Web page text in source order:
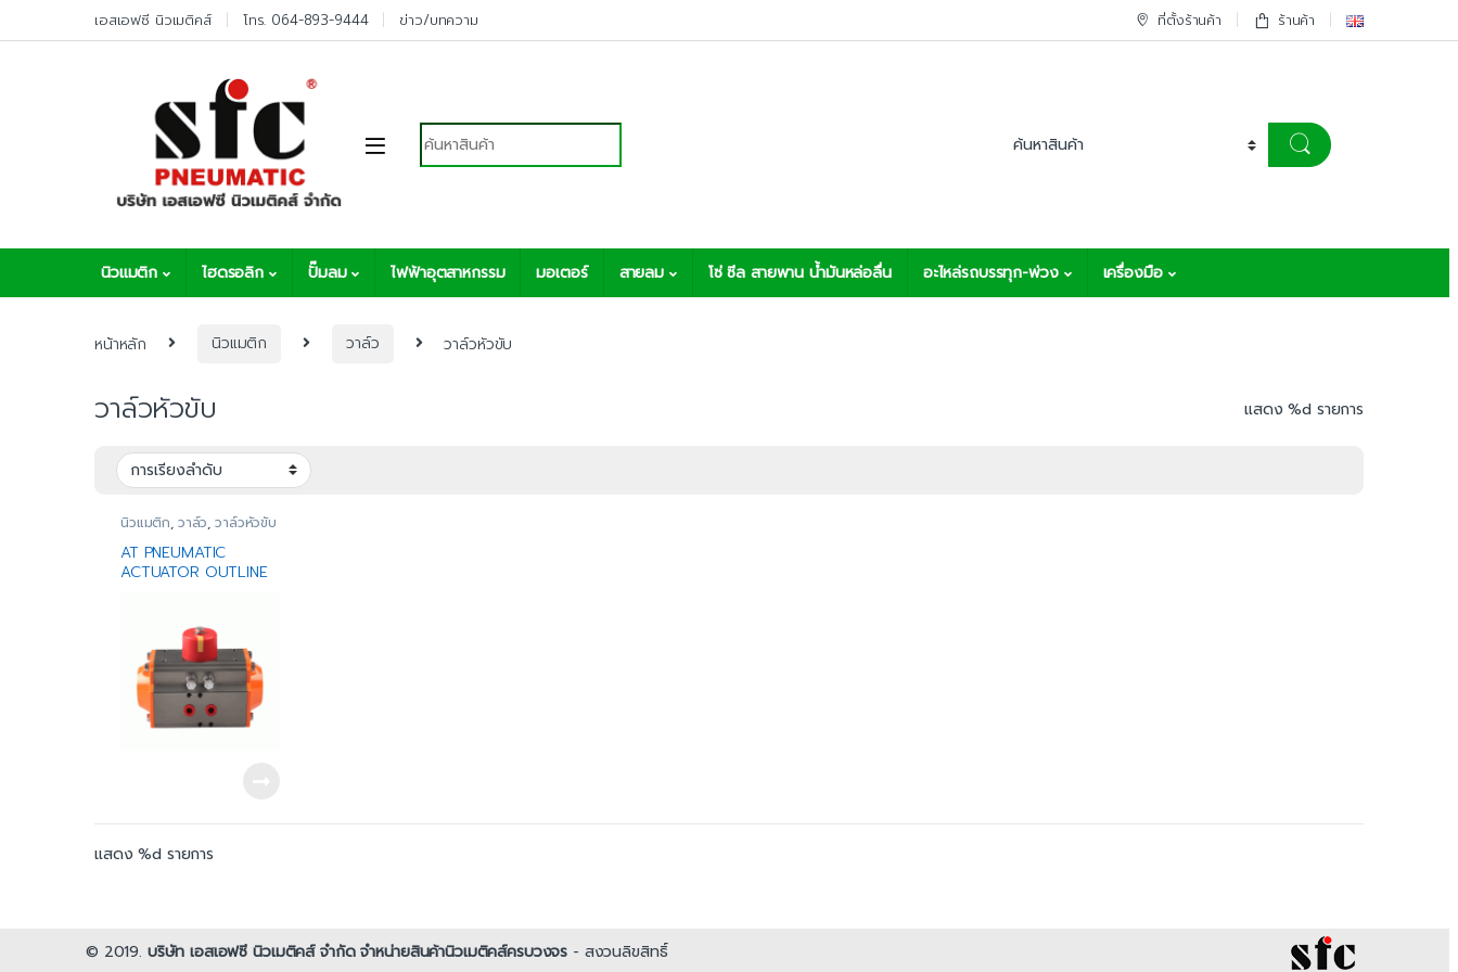
เอสเอฟซี นิวเมติคส์ โทร. 064-893-9444 ข่าว/บทความ ที่ตั้งร้านค้า ร้านค้า
Search for:
นิวแมติก ไฮดรอลิก ปั๊มลม ไฟฟ้าอุตสาหกรรม มอเตอร์ สายลม โซ่ ซีล สายพาน น้ำมันหล่อลื่น อะไหล่รถบรรทุก-พ่วง เครื่องมือ
หน้าหลัก นิวแมติก วาล์ว วาล์วหัวขับ
วาล์วหัวขับ แสดง %d รายการ
นิวแมติก, วาล์ว,วาล์วหัวขับ
AT PNEUMATIC
ACTUATOR OUTLINE
แสดง %d รายการ
© 2019. บริษัท เอสเอฟซี นิวเมติคส์ จำกัด จำหน่ายสินค้านิวเมติคส์ครบวงจร - สงวนลิขสิทธิ์